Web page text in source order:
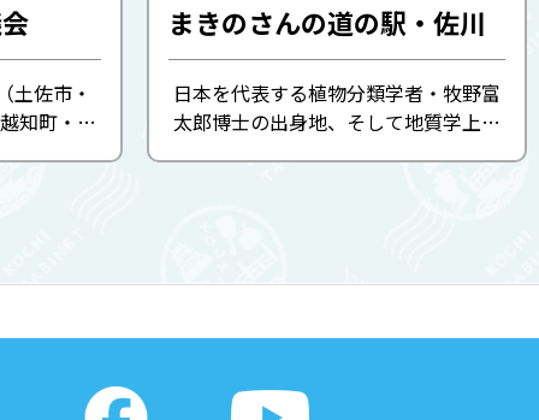
土佐市・
知町・仁
まきのさんの道の駅・佐川
日本を代表する植物分類学者・牧野富
太郎博士の出身地、そして地質学上日